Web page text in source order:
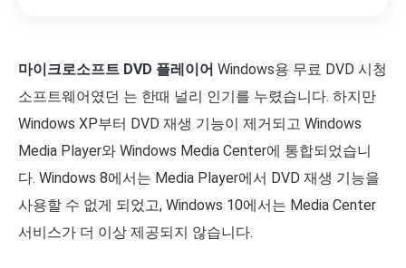
마이크로소프트 DVD 플레이어 Windows용 무료 DVD 시청
소프트웨어였던 는 한때 널리 인기를 누렸습니다. 하지만
Windows XP부터 DVD 재생 기능이 제거되고 Windows
Media Player와 Windows Media Center에 통합되었습니
다. Windows 8에서는 Media Player에서 DVD 재생 기능을
사용할 수 없게 되었고, Windows 10에서는 Media Center
서비스가 더 이상 제공되지 않습니다.